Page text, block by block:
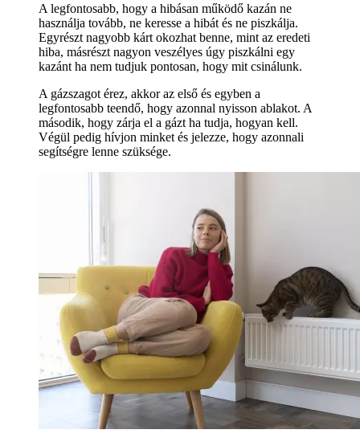
A legfontosabb, hogy a hibásan működő kazán ne
használja tovább, ne keresse a hibát és ne piszkálja.
Egyrészt nagyobb kárt okozhat benne, mint az eredeti
hiba, másrészt nagyon veszélyes úgy piszkálni egy
kazánt ha nem tudjuk pontosan, hogy mit csinálunk.
A gázszagot érez, akkor az első és egyben a
legfontosabb teendő, hogy azonnal nyisson ablakot. A
második, hogy zárja el a gázt ha tudja, hogyan kell.
Végül pedig hívjon minket és jelezze, hogy azonnali
segítségre lenne szüksége.